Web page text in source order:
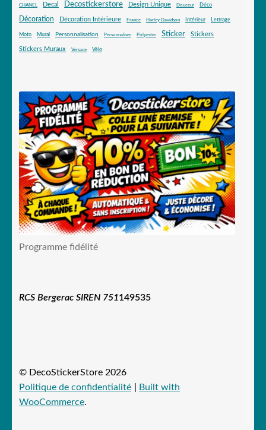
CHANEL Decal Decostickerstore Design Unique Douceur Déco
Décoration Décoration Intérieure France Harley Davidson Intérieur Lettrage
Moto Mural Personnalisation Personnaliser Polyester Sticker Stickers
Stickers Muraux Versace Vélo
Programme fidélité
RCS Bergerac SIREN 751149535
© DecoStickerStore 2026
Politique de confidentialité
Built with
WooCommerce.